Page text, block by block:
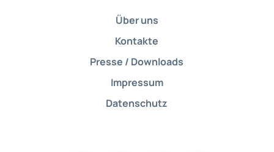
Über uns
Kontakte
Presse / Downloads
Impressum
Datenschutz